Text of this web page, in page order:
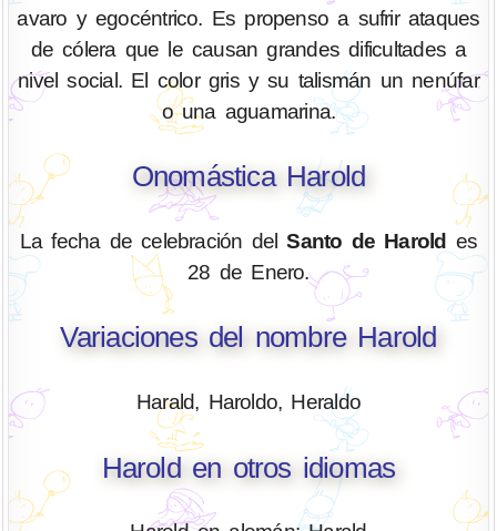
avaro y egocéntrico. Es propenso a sufrir ataques
de cólera que le causan grandes dificultades a
nivel social. El color gris y su talismán un nenúfar
o una aguamarina.
Onomástica Harold
La fecha de celebración delSanto de Harold es
28 de Enero.
Variaciones del nombre Harold
Harald, Haroldo, Heraldo
Harold en otros idiomas